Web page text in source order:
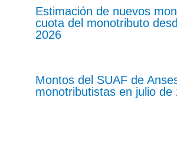
Estimación de nuevos
cuota del monotributo
2026
Montos del SUAF de
monotributistas en julio de